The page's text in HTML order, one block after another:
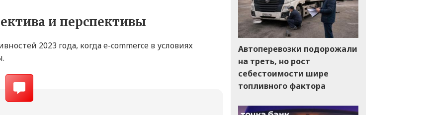
и перспективы
2023 года, когда e-commerce в условиях
Автоперевозки подорожали
на треть, но рост
себестоимости шире
топливного фактора